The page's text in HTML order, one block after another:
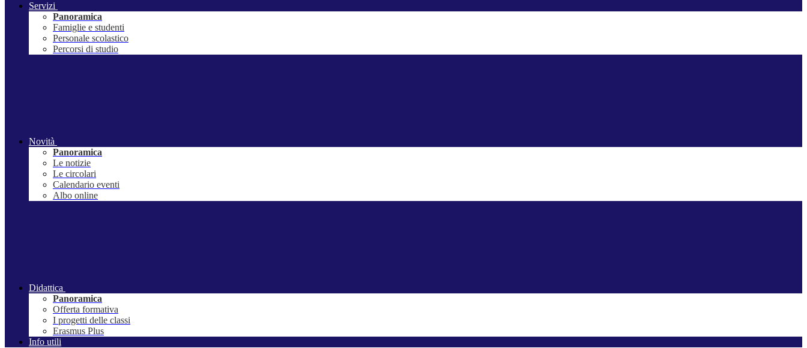
Servizi
Panoramica
Famiglie e studenti
Personale scolastico
Percorsi di studio
Novità
Panoramica
Le notizie
Le circolari
Calendario eventi
Albo online
Didattica
Panoramica
Offerta formativa
I progetti delle classi
Erasmus Plus
Info utili